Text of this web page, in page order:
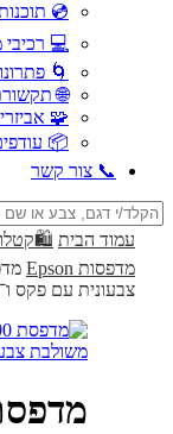
💿
💻
🌀
🌐
🧩
📦
📞 צור קשר
Search
for: עמוד הבית
מדפסות Epson
צבעונית עם פקס ו־Wi-Fi